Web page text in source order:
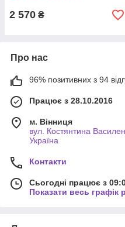
2 570 ₴
Про нас
96% позитивних з 94
Працює з 28.10.2016
м. Вінниця
вул. Костянтина
Україна
Контакти
Сьогодні працює з
Показати весь графік